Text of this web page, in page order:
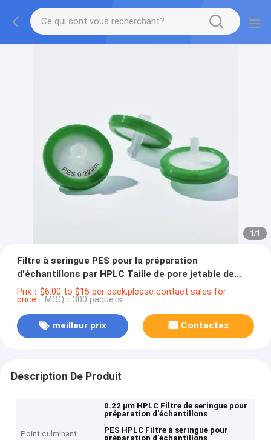
1/1
Filtre à seringue PES pour la préparation
d'échantillons par HPLC Taille de pore jetable de
0,22 μm
Prix：$6.00 to $15 per pack,please contact sales for
price MOQ：300 paquets
meilleur prix Contactez
Description De Produit
Point culminant
0.22 μm HPLC Filtre de seringue pour
préparation d'échantillons
,
PES HPLC Filtre à seringue pour
préparation d'échantillons